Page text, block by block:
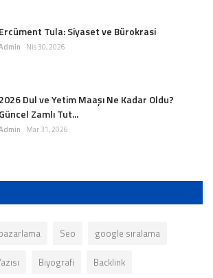
Ercüment Tula: Siyaset ve Bürokrasi
Nis 30, 2026
2026 Dul ve Yetim Maaşı Ne Kadar Oldu?
Güncel Zamlı Tut...
Mar 31, 2026
Seo google sıralama
Biyografi Backlink